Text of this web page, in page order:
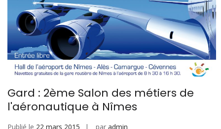
Gard : 2ème Salon des métiers de
l'aéronautique à Nîmes
Publié le 22 mars 2015 par admin